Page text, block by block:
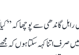
گاندھی سے پوچھا کہ
صرف اتنا کہہ سکتا ہوں کہ